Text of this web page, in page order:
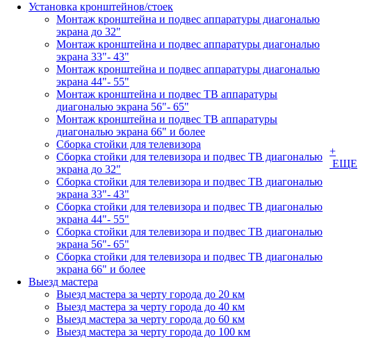
Установка кронштейнов/стоек
Монтаж кронштейна и подвес аппаратуры диагональю
экрана до 32"
Монтаж кронштейна и подвес аппаратуры диагональю
экрана 33"- 43"
Монтаж кронштейна и подвес аппаратуры диагональю
экрана 44"- 55"
Монтаж кронштейна и подвес ТВ аппаратуры
диагональю экрана 56"- 65"
Монтаж кронштейна и подвес ТВ аппаратуры
диагональю экрана 66" и более
Сборка стойки для телевизора
Сборка стойки для телевизора и подвес ТВ диагональю
экрана до 32"
Сборка стойки для телевизора и подвес ТВ диагональю
экрана 33"- 43"
Сборка стойки для телевизора и подвес ТВ диагональю
экрана 44"- 55"
Сборка стойки для телевизора и подвес ТВ диагональю
экрана 56"- 65"
Сборка стойки для телевизора и подвес ТВ диагональю
экрана 66" и более
Выезд мастера
Выезд мастера за черту города до 20 км
Выезд мастера за черту города до 40 км
Выезд мастера за черту города до 60 км
Выезд мастера за черту города до 100 км
+
ЕЩЕ